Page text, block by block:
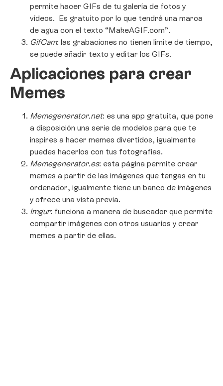
permite hacer GIFs de tu galería de fotos y
vídeos. Es gratuito por lo que tendrá una marca
de agua con el texto “MakeAGIF.com”.
GifCam: las grabaciones no tienen límite de tiempo,
se puede añadir texto y editar los GIFs.
Aplicaciones para crear
Memes
Memegenerator.net: es una app gratuita, que pone
a disposición una serie de modelos para que te
inspires a hacer memes divertidos, igualmente
puedes hacerlos con tus fotografías.
Memegenerator.es: esta página permite crear
memes a partir de las imágenes que tengas en tu
ordenador, igualmente tiene un banco de imágenes
y ofrece una vista previa.
Imgur: funciona a manera de buscador que permite
compartir imágenes con otros usuarios y crear
memes a partir de ellas.